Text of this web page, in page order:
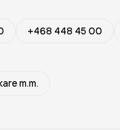
+468 448 45 00
m.m.